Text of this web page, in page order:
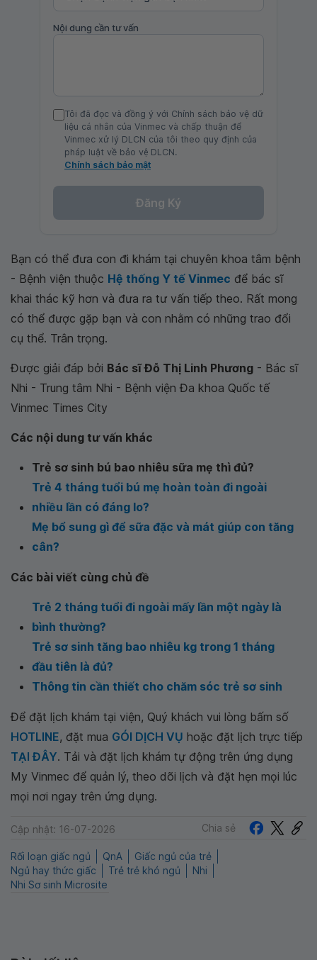
Nội dung cần tư vấn
Tôi đã đọc và đồng ý với Chính sách bảo vệ dữ
liệu cá nhân của Vinmec và chấp thuận để
Vinmec xử lý DLCN của tôi theo quy định của
pháp luật về bảo vệ DLCN.
Chính sách bảo mật
Đăng Ký
Bạn có thể đưa con đi khám tại chuyên khoa tâm bệnh
- Bệnh viện thuộc Hệ thống Y tế Vinmec để bác sĩ
khai thác kỹ hơn và đưa ra tư vấn tiếp theo. Rất mong
có thể được gặp bạn và con nhằm có những trao đổi
cụ thể. Trân trọng.
Được giải đáp bởi Bác sĩ Đỗ Thị Linh Phương - Bác sĩ
Nhi - Trung tâm Nhi - Bệnh viện Đa khoa Quốc tế
Vinmec Times City
Các nội dung tư vấn khác
Trẻ sơ sinh bú bao nhiêu sữa mẹ thì đủ?
Trẻ 4 tháng tuổi bú mẹ hoàn toàn đi ngoài
nhiều lần có đáng lo?
Mẹ bổ sung gì để sữa đặc và mát giúp con tăng
cân?
Các bài viết cùng chủ đề
Trẻ 2 tháng tuổi đi ngoài mấy lần một ngày là
bình thường?
Trẻ sơ sinh tăng bao nhiêu kg trong 1 tháng
đầu tiên là đủ?
Thông tin cần thiết cho chăm sóc trẻ sơ sinh
Để đặt lịch khám tại viện, Quý khách vui lòng bấm số
HOTLINE, đặt mua GÓI DỊCH VỤ hoặc đặt lịch trực tiếp
TẠI ĐÂY. Tải và đặt lịch khám tự động trên ứng dụng
My Vinmec để quản lý, theo dõi lịch và đặt hẹn mọi lúc
mọi nơi ngay trên ứng dụng.
Cập nhật: 16-07-2026 Chia sẻ
Rối loạn giấc ngủ QnA
Giấc ngủ của trẻ
Ngủ hay thức giấc
Trẻ trẻ khó ngủ
Nhi
Nhi Sơ sinh Microsite